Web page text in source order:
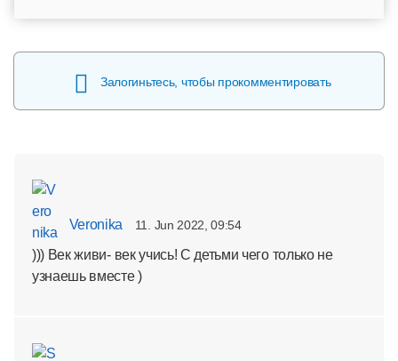
Залогиньтесь, чтобы прокомментировать
Veronika 11. Jun 2022, 09:54
))) Век живи- век учись! С детьми чего только не
узнаешь вместе )